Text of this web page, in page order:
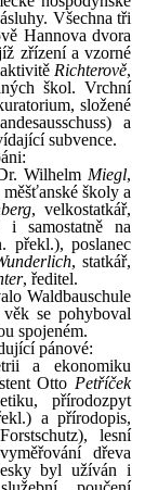
Všechna tři
Hannova dvora
zřízení a vzorné
Richterově,
škol. Vrchní
složené
a
subvence.
Wilhelm Miegl,
školy a
, velkostatkář,
i samostatně na
překl.), poslanec
, statkář,
, ředitel.
Waldbauschule
se pohyboval
spojeném.
pánové:
a ekonomiku
Otto Petříček
přírodozpyt
a přírodopis,
lesní
dřeva
byl užíván i